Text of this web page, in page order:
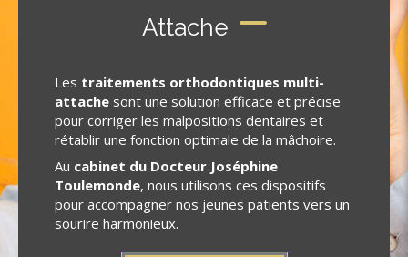
Attache
Les traitements orthodontiques multi-
attache sont une solution efficace et précise
pour corriger les malpositions dentaires et
rétablir une fonction optimale de la mâchoire.
Au cabinet du Docteur Joséphine
Toulemonde, nous utilisons ces dispositifs
pour accompagner nos jeunes patients vers un
sourire harmonieux.